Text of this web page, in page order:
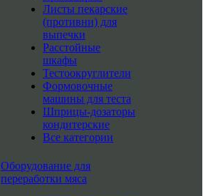
Листы пекарские
(противни) для
выпечки
Расстойные
шкафы
Тестоокруглители
Формовочные
машины для теста
Шприцы-дозаторы
кондитерские
Все категории
Оборудование для
переработки мяса